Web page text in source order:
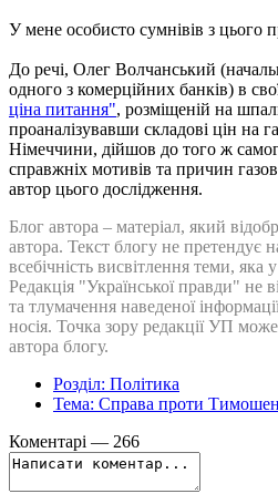
У мене особисто сумнівів з цього
До речі, Олег Волчанський
одного з комерційних банків) в
ціна питання", розміщеній на
проаналізувавши складові цін на
Німеччини, дійшов до того ж
справжніх мотивів та причин
автор цього дослідження.
Блог автора – матеріал, який
автора. Текст блогу не претендує
всебічність висвітлення теми, яка
Редакція "Української правди" не
та тлумачення наведеної
носія. Точка зору редакції УП
автора блогу.
Розділ: Політика
Тема: Справа проти
Коментарі — 266